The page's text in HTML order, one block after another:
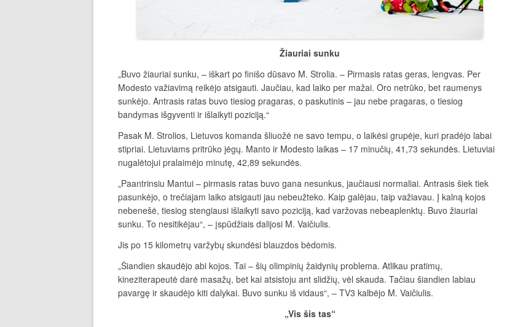
Žiauriai sunku
„Buvo žiauriai sunku, – iškart po finišo dūsavo M. Strolia. – Pirmasis ratas geras, lengvas. Per
Modesto važiavimą reikėjo atsigauti. Jaučiau, kad laiko per mažai. Oro netrūko, bet raumenys
sunkėjo. Antrasis ratas buvo tiesiog pragaras, o paskutinis – jau nebe pragaras, o tiesiog
bandymas išgyventi ir išlaikyti poziciją.“
Pasak M. Strolios, Lietuvos komanda šliuožė ne savo tempu, o laikėsi grupėje, kuri pradėjo labai
stipriai. Lietuviams pritrūko jėgų. Manto ir Modesto laikas – 17 minučių, 41,73 sekundės. Lietuviai
nugalėtojui pralaimėjo minutę, 42,89 sekundės.
„Paantrinsiu Mantui – pirmasis ratas buvo gana nesunkus, jaučiausi normaliai. Antrasis šiek tiek
pasunkėjo, o trečiajam laiko atsigauti jau nebeužteko. Kaip galėjau, taip važiavau. Į kalną kojos
nebenešė, tiesiog stengiausi išlaikyti savo poziciją, kad varžovas nebeaplenktų. Buvo žiauriai
sunku. To nesitikėjau“, – įspūdžiais dalijosi M. Vaičiulis.
Jis po 15 kilometrų varžybų skundėsi blauzdos bėdomis.
„Šiandien skaudėjo abi kojos. Tai – šių olimpinių žaidynių problema. Atlikau pratimų,
kineziterapeutė darė masažų, bet kai atsistoju ant slidžių, vėl skauda. Tačiau šiandien labiau
pavargę ir skaudėjo kiti dalykai. Buvo sunku iš vidaus“, – TV3 kalbėjo M. Vaičiulis.
„Vis šis tas“